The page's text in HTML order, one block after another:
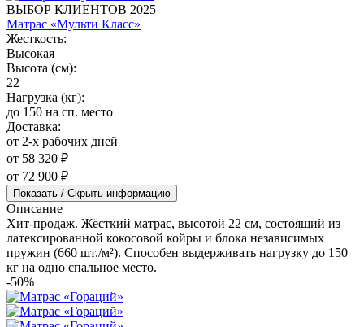
ВЫБОР КЛИЕНТОВ 2025
Матрас «Мульти Класс»
Жесткость:
Высокая
Высота (см):
22
Нагрузка (кг):
до 150 на сп. место
Доставка:
от 2-х рабочих дней
от 58 320 ₽
от 72 900 ₽
Показать / Скрыть информацию
Описание
Хит-продаж. Жёсткий матрас, высотой 22 см, состоящий из
латексированной кокосовой койры и блока независимых
пружин (660 шт./м²). Способен выдерживать нагрузку до 150
кг на одно спальное место.
-50%